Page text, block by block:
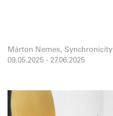
Márton Nemes, Synchronicity
09.05.2025 - 27.06.2025